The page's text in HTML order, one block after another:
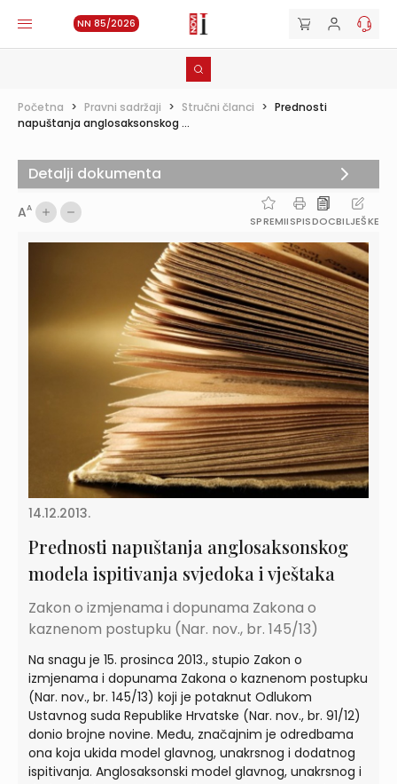
NN 85/2026
Početna > Pravni sadržaji > Stručni članci > Prednosti
napuštanja anglosaksonskog ...
AA
SPREMIISPISDOCBILJEŠKE
14.12.2013.
Prednosti napuštanja anglosaksonskog
modela ispitivanja svjedoka i vještaka
Zakon o izmjenama i dopunama Zakona o
kaznenom postupku (Nar. nov., br. 145/13)
Na snagu je 15. prosinca 2013., stupio Zakon o
izmjenama i dopunama Zakona o kaznenom postupku
(Nar. nov., br. 145/13) koji je potaknut Odlukom
Ustavnog suda Republike Hrvatske (Nar. nov., br. 91/12)
donio brojne novine. Među, značajnim je odredbama
ona koja ukida model glavnog, unakrsnog i dodatnog
ispitivanja. Anglosaksonski model glavnog, unakrsnog i
Detalji dokumenta